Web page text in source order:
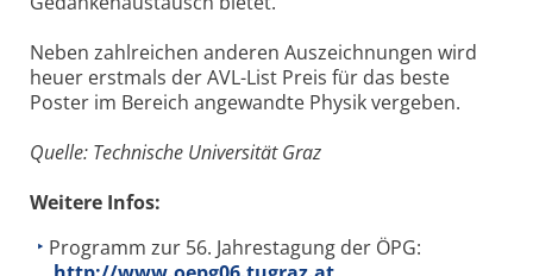
Neben zahlreichen anderen Auszeichnungen wird
heuer erstmals der AVL-List Preis für das beste
Poster im Bereich angewandte Physik vergeben.
Quelle: Technische Universität Graz
Weitere Infos:
Programm zur 56. Jahrestagung der ÖPG: